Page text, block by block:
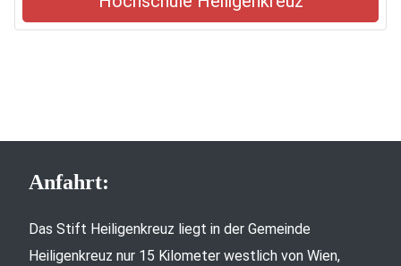
Anfahrt:
Das Stift Heiligenkreuz liegt in der Gemeinde
Heiligenkreuz nur 15 Kilometer westlich von Wien,